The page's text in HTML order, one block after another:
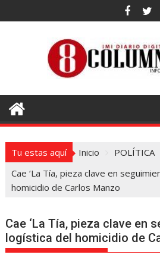
al
Tu estas aquí Inicio
POLÍTICA
Cae ‘La Tía, pieza clave en
homicidio de Carlos Manzo
Cae ‘La Tía, pieza clave en
logística del homicidio de